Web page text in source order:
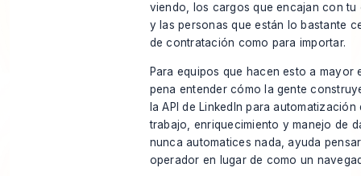
viendo, los cargos que encajan con tu
y las personas que están lo bastante
de contratación como para importar.
Para equipos que hacen esto a mayor
pena entender cómo la gente
la API de LinkedIn para automatización
trabajo, enriquecimiento y manejo de
nunca automatices nada, ayuda
operador en lugar de como un